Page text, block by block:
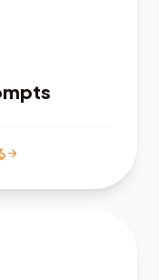
arrow_forward